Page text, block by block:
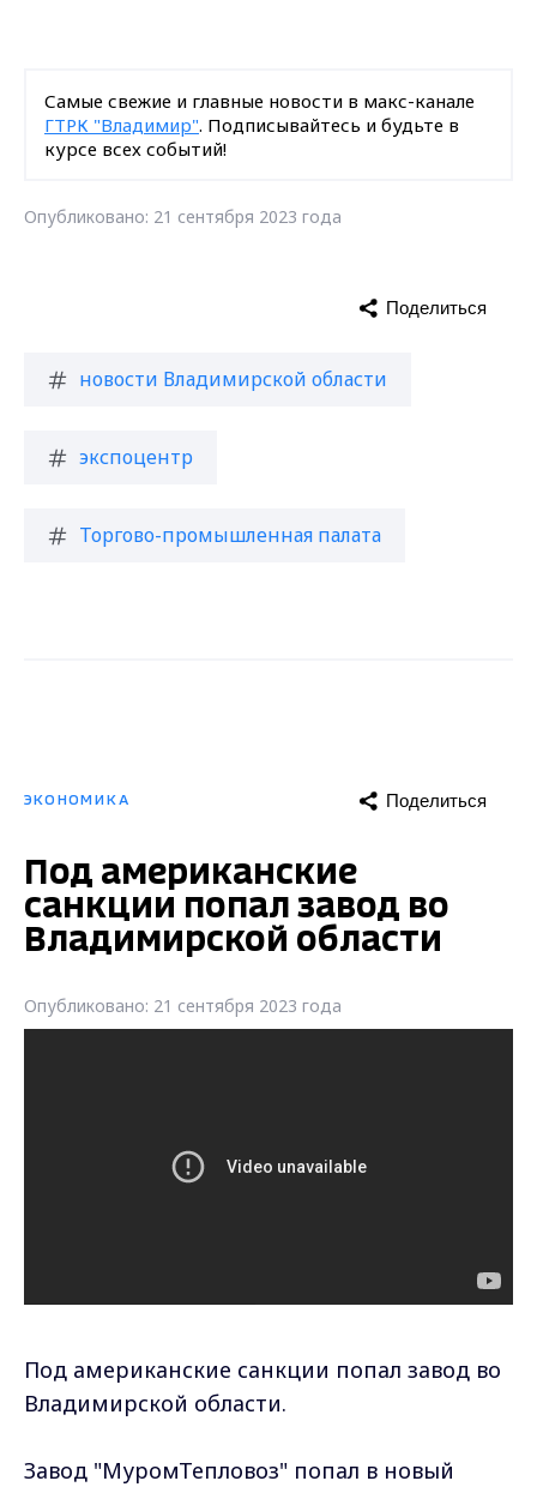
Самые свежие и главные новости в макс-канале
ГТРК "Владимир". Подписывайтесь и будьте в
курсе всех событий!
Опубликовано: 21 сентября 2023 года
новости Владимирской области
экспоцентр
Торгово-промышленная палата
Поделиться
ЭКОНОМИКА Поделиться
Под американские
санкции попал завод во
Владимирской области
Опубликовано: 21 сентября 2023 года
Под американские санкции попал завод во
Владимирской области.
Завод "МуромТепловоз" попал в новый